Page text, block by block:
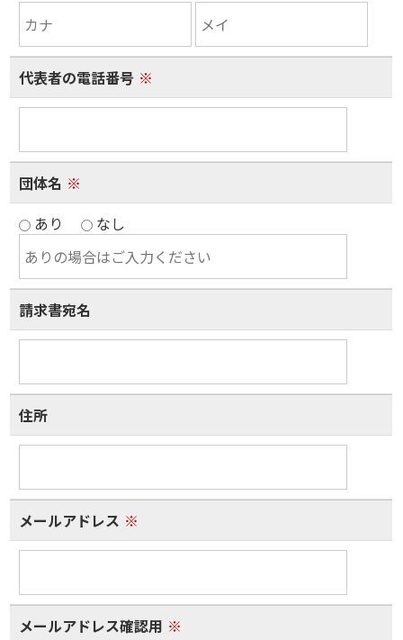
代表者の電話番号 ※
団体名 ※
あり
なし
請求書宛名
住所
メールアドレス ※
メールアドレス確認用 ※